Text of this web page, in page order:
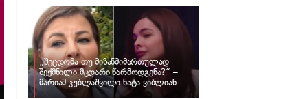
„შეცდომა თუ მიზანმიმართულად
შექმნილი მცდარი წარმოდგენა?“ –
მარიამ კუბლაშვილი ნატა ვიბლიანის
საქმეზე ვიდეომიმართვას ავრცელებს